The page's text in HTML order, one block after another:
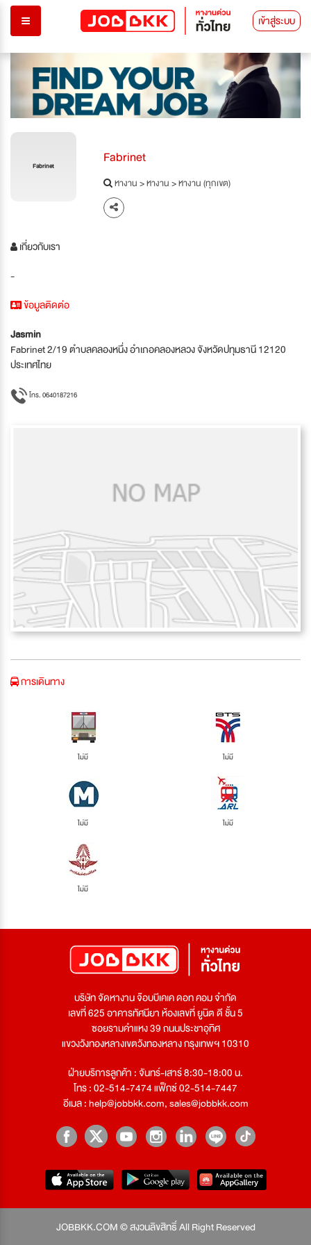
เข้าสู่ระบบ
Fabrinet Fabrinet
หางาน>หางาน>หางาน (ทุกเขต)
เกี่ยวกับเรา
-
ข้อมูลติดต่อ
Jasmin
Fabrinet 2/19 ตำบลคลองหนึ่ง อำเภอคลองหลวง จังหวัดปทุมธานี 12120
ประเทศไทย
โทร. 0640187216
การเดินทาง
ไม่มี ไม่มี
ไม่มี ไม่มี
ไม่มี
บริษัท จัดหางาน จ๊อบบีเคเค ดอท คอม จำกัด
เลขที่ 625 อาคารทัศนียา ห้องเลขที่ ยูนิต ดี ชั้น 5
ซอยรามคำแหง 39 ถนนประชาอุทิศ
แขวงวังทองหลางเขตวังทองหลาง กรุงเทพฯ 10310
ฝ่ายบริการลูกค้า : จันทร์-เสาร์ 8:30-18:00 น.
โทร : 02-514-7474 แฟ็กซ์ 02-514-7447
อีเมล :help@jobbkk.com,sales@jobbkk.com
JOBBKK.COM © สงวนลิขสิทธิ์ All Right Reserved